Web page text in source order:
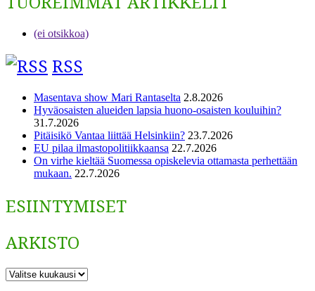
(ei otsikkoa)
RSS
Masentava show Mari Rantaselta 2.8.2026
Hyväosaisten alueiden lapsia huono-osaisten kouluihin?
31.7.2026
Pitäisikö Vantaa liittää Helsinkiin? 23.7.2026
EU pilaa ilmastopolitiikkaansa 22.7.2026
On virhe kieltää Suomessa opiskelevia ottamasta perhettään
mukaan. 22.7.2026
ESIINTYMISET
ARKISTO
ARKISTO